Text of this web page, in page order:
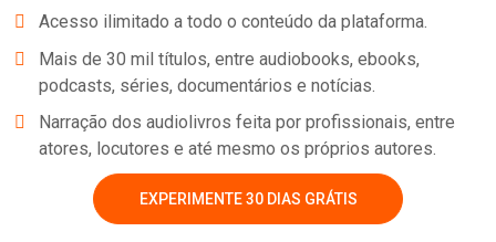
Aqui você vai aprender a criar oportunidades reais para a sua vida
(aventureiros, farristas, aproveitadores); aprender que, desde
uma comunicação por mensagens de texto, a forma de olhar e
emitir sinais corretos fará muita diferença para ser vista e gerar
interesse; e, ainda, aprender a conhecer muito mais pessoas,
perceber rapidamente quando se trata de alguém em quem vale
a pena investir e, finalmente, criar uma conexão duradoura.
Acesso ilimitado a todo o conteúdo da plataforma.
Mais de 30 mil títulos, entre audiobooks, ebooks,
podcasts, séries, documentários e notícias.
Narração dos audiolivros feita por profissionais, entre
atores, locutores e até mesmo os próprios autores.
EXPERIMENTE 30 DIAS GRÁTIS
Whatsapp Twitter E-mail